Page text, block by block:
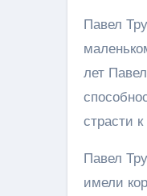
Павел
лет
страсти
Павел
имели